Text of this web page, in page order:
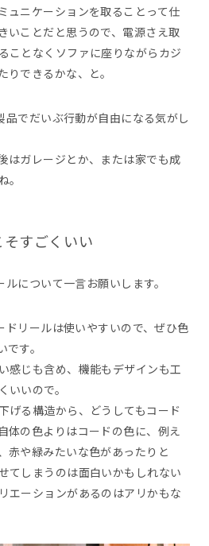
ュニケーションを取ることって仕
いことだと思うので、電源さえ取
ことなくソファに座りながらカジ
りできるかな、と。
でだいぶ行動が自由になる気がし
はガレージとか、または家でも成
。
すごくいい
について一言お願いします。
リールは使いやすいので、ぜひ色
す。
感じも含め、機能もデザインも工
いいので。
げる構造から、どうしてもコード
体の色よりはコードの色に、例え
赤や緑みたいな色があったりと
てしまうのは面白いかもしれない
エーションがあるのはアリかもな